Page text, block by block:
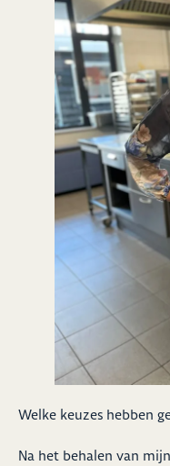
Welke keuzes hebben
Na het behalen van